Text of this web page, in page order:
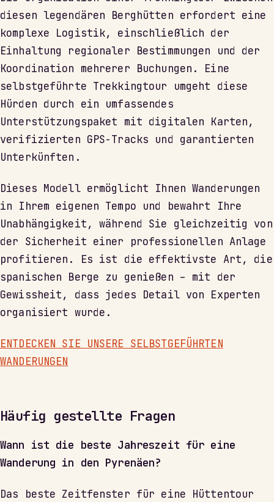
diesen legendären Berghütten erfordert eine
komplexe Logistik, einschließlich der
Einhaltung regionaler Bestimmungen und der
Koordination mehrerer Buchungen. Eine
selbstgeführte Trekkingtour umgeht diese
Hürden durch ein umfassendes
Unterstützungspaket mit digitalen Karten,
verifizierten GPS-Tracks und garantierten
Unterkünften.
Dieses Modell ermöglicht Ihnen Wanderungen
in Ihrem eigenen Tempo und bewahrt Ihre
Unabhängigkeit, während Sie gleichzeitig von
der Sicherheit einer professionellen Anlage
profitieren. Es ist die effektivste Art, die
spanischen Berge zu genießen – mit der
Gewissheit, dass jedes Detail von Experten
organisiert wurde.
ENTDECKEN SIE UNSERE SELBSTGEFÜHRTEN
WANDERUNGEN
Häufig gestellte Fragen
Wann ist die beste Jahreszeit für eine
Wanderung in den Pyrenäen?
Das beste Zeitfenster für eine Hüttentour